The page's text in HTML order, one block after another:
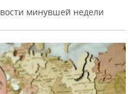
минувшей недели